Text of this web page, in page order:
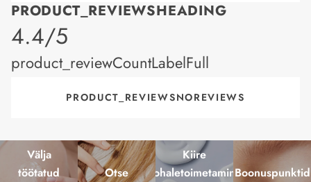
PRODUCT_REVIEWSHEADING
product_rating
4.4/5
product_reviewCountLabelFull
PRODUCT_REVIEWSNOREVIEWS
Välja
töötatud
Otse
Kiire
kohaletoimetamineBoonuspunktid